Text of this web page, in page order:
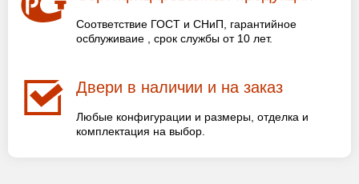
Соответствие ГОСТ и СНиП, гарантийное
осблуживаие , срок службы от 10 лет.
Двери в наличии и на заказ
Любые конфигурации и размеры, отделка и
комплектация на выбор.